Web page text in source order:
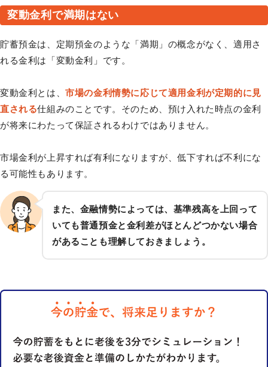
変動金利で満期はない
貯蓄預金は、定期預金のような「満期」の概念がなく、適用さ
れる金利は「変動金利」です。
変動金利とは、市場の金利情勢に応じて適用金利が定期的に見
直される仕組みのことです。そのため、預け入れた時点の金利
が将来にわたって保証されるわけではありません。
市場金利が上昇すれば有利になりますが、低下すれば不利にな
る可能性もあります。
また、金融情勢によっては、基準残高を上回って
いても普通預金と金利差がほとんどつかない場合
があることも理解しておきましょう。